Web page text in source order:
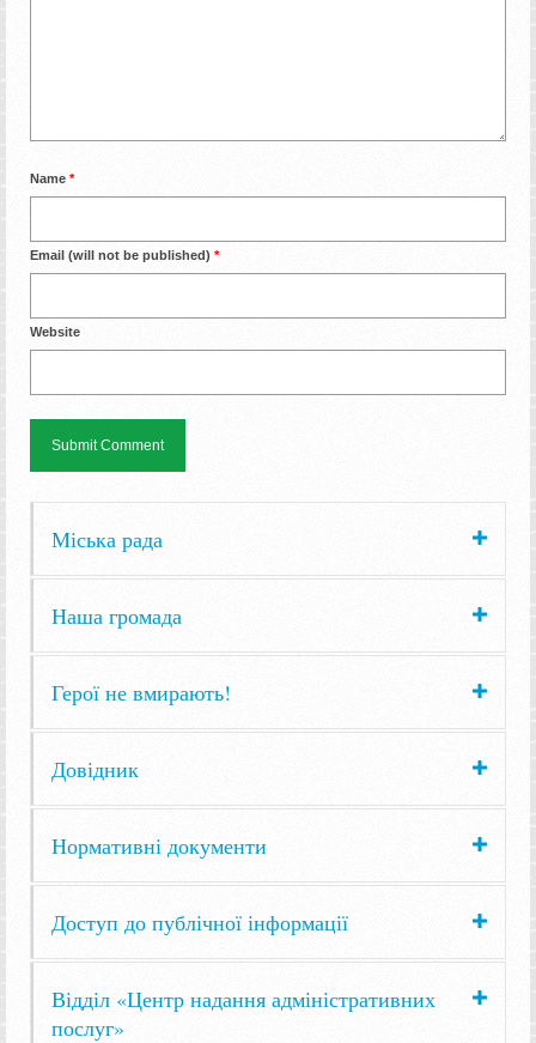
Name *
Email (will not be published) *
Website
Міська рада
Наша громада
Герої не вмирають!
Довідник
Нормативні документи
Доступ до публічної інформації
Відділ «Центр надання адміністративних
послуг»